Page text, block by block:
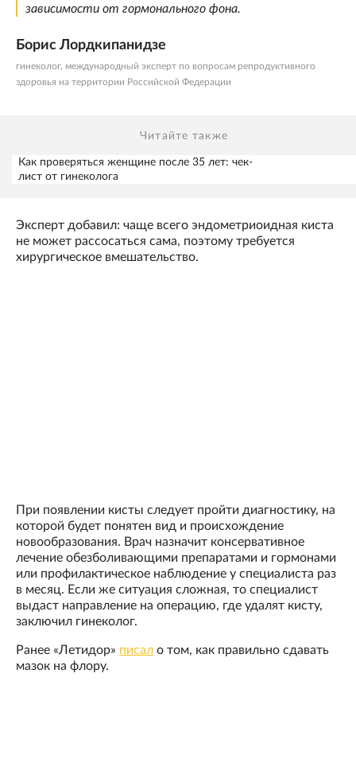
зависимости от гормонального фона.
Борис Лордкипанидзе
гинеколог, международный эксперт по вопросам репродуктивного
здоровья на территории Российской Федерации
Читайте также
Как проверяться женщине после 35 лет: чек-
лист от гинеколога
Эксперт добавил: чаще всего эндометриоидная киста
не может рассосаться сама, поэтому требуется
хирургическое вмешательство.
При появлении кисты следует пройти диагностику, на
которой будет понятен вид и происхождение
новообразования. Врач назначит консервативное
лечение обезболивающими препаратами и гормонами
или профилактическое наблюдение у специалиста раз
в месяц. Если же ситуация сложная, то специалист
выдаст направление на операцию, где удалят кисту,
заключил гинеколог.
Ранее «Летидор» писал о том, как правильно сдавать
мазок на флору.